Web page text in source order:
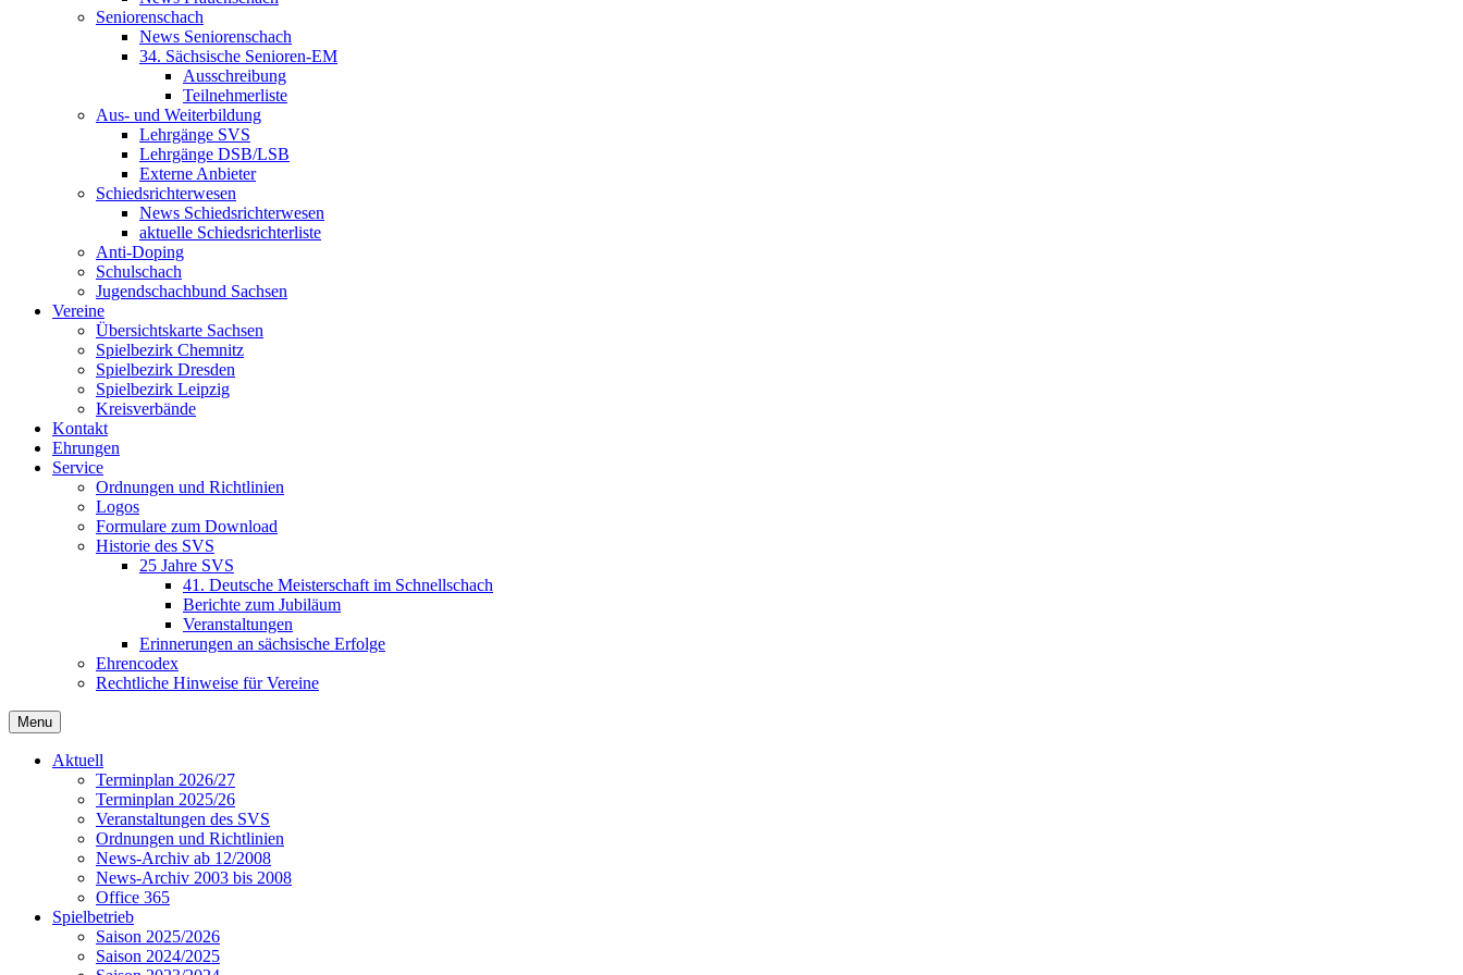
Seniorenschach
News Seniorenschach
34. Sächsische Senioren-EM
Ausschreibung
Teilnehmerliste
Aus- und Weiterbildung
Lehrgänge SVS
Lehrgänge DSB/LSB
Externe Anbieter
Schiedsrichterwesen
News Schiedsrichterwesen
aktuelle Schiedsrichterliste
Anti-Doping
Schulschach
Jugendschachbund Sachsen
Vereine
Übersichtskarte Sachsen
Spielbezirk Chemnitz
Spielbezirk Dresden
Spielbezirk Leipzig
Kreisverbände
Kontakt
Ehrungen
Service
Ordnungen und Richtlinien
Logos
Formulare zum Download
Historie des SVS
25 Jahre SVS
41. Deutsche Meisterschaft im Schnellschach
Berichte zum Jubiläum
Veranstaltungen
Erinnerungen an sächsische Erfolge
Ehrencodex
Rechtliche Hinweise für Vereine
Menu
Aktuell
Terminplan 2026/27
Terminplan 2025/26
Veranstaltungen des SVS
Ordnungen und Richtlinien
News-Archiv ab 12/2008
News-Archiv 2003 bis 2008
Office 365
Spielbetrieb
Saison 2025/2026
Saison 2024/2025